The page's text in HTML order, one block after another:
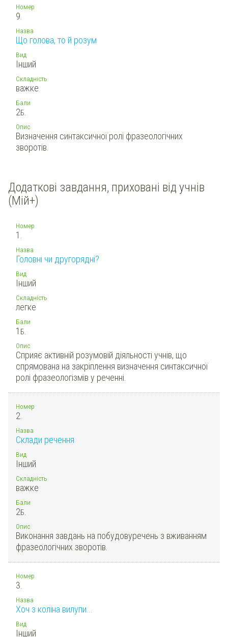
Номер
9.
Назва
Що голова, то й розум
Вид
Інший
Складність
важке
Бали
2Б.
Опис
Визначення синтаксичної ролі фразеологічних
зворотів.
Додаткові завдання, приховані від учнів
(Мій+)
Номер
1.
Назва
Головні чи другорядні?
Вид
Інший
Складність
легке
Бали
1 Б.
Опис
Сприяє активній розумовій діяльності учнів, що
спрямована на закріплення визначення синтаксичної
ролі фразеологізмів у реченні.
Номер
2.
Назва
Склади речення
Вид
Інший
Складність
важке
Бали
2Б.
Опис
Виконання завдань на побудовуречень з вживанням
фразеологічних зворотів.
Номер
3.
Назва
Хоч з коліна вилупи...
Вид
Інший